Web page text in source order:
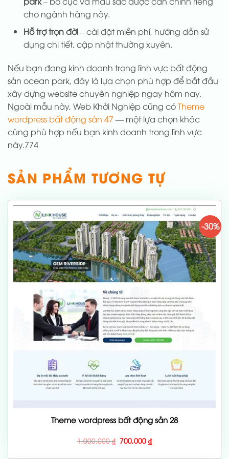
cho ngành hàng này.
Hỗ trợ trọn đời– cài đặt miễn phí, hướng dẫn sử
dụng chi tiết, cập nhật thường xuyên.
Nếu bạn đang kinh doanh trong lĩnh vực bất động
sản ocean park, đây là lựa chọn phù hợp để bắt đầu
xây dựng website chuyên nghiệp ngay hôm nay.
Ngoài mẫu này, Web Khởi Nghiệp cũng cóTheme
wordpress bất động sản 47 — một lựa chọn khác
cùng phù hợp nếu bạn kinh doanh trong lĩnh vực
này.774
SẢN PHẨM TƯƠNG TỰ
-30%
Theme wordpress bất động sản 28
1,000,000₫ Giá
gốc
700,000₫Giá
hiện